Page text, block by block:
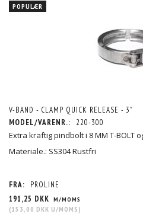
POPULÆR
V-BAND - CLAMP QUICK RELEASE - 3"
MODEL/VARENR.:
220-300
Extra kraftig pindbolt i 8 MM T-BOLT
Materiale.: SS304 Rustfri
FRA:
PROLINE
191,25 DKK M/MOMS
(153,00 DKK U/MOMS )